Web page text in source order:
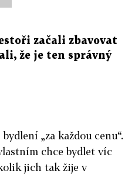
začali zbavovat
že je ten správný
„za každou cenu“.
chce bydlet víc
jich tak žije v